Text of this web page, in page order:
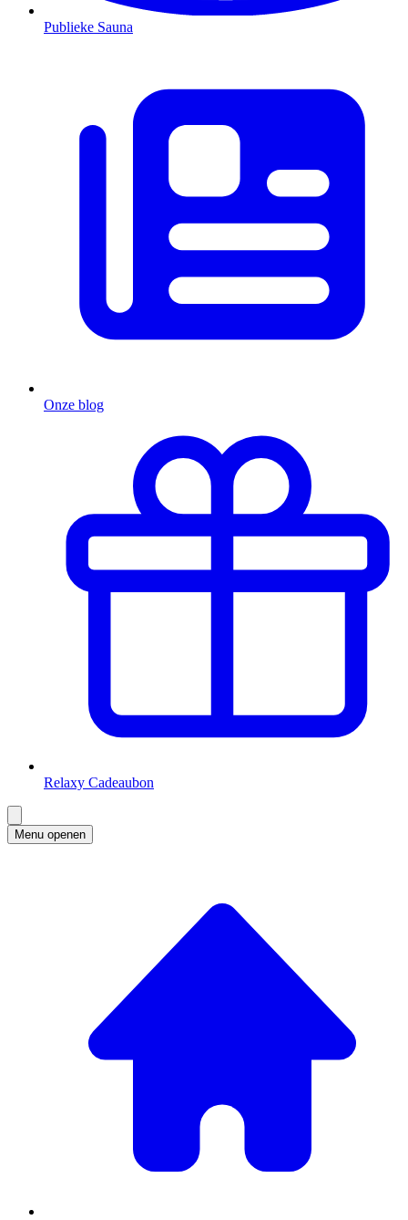
Publieke Sauna
Onze blog
Relaxy Cadeaubon
Menu openen